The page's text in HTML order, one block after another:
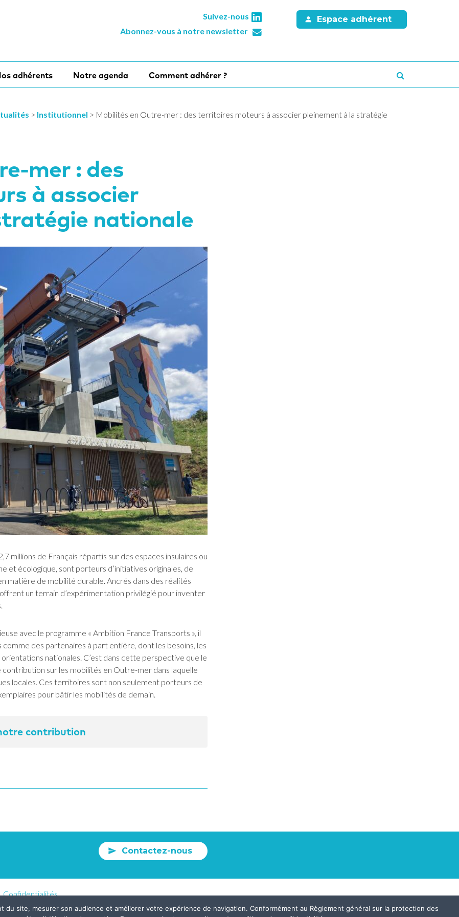
Suivez-nous
Abonnez-vous à notre newsletter
Espace adhérent
adhérents Notre agenda Comment adhérer ?
> Institutionnel > Mobilités en Outre-mer : des territoires moteurs à associer pleinement à la stratégie
mer : des
à associer
nationale
millions de Français répartis sur des espaces insulaires ou
et écologique, sont porteurs d’initiatives originales, de
matière de mobilité durable. Ancrés dans des réalités
un terrain d’expérimentation privilégié pour inventer
avec le programme « Ambition France Transports », il
des partenaires à part entière, dont les besoins, les
nationales. C’est dans cette perspective que le
contribution sur les mobilités en Outre-mer dans laquelle
locales. Ces territoires sont non seulement porteurs de
pour bâtir les mobilités de demain.
contribution
Contactez-nous
Confidentialités
site, mesurer son audience et améliorer votre expérience de navigation. Conformément au Règlement général sur la protection des